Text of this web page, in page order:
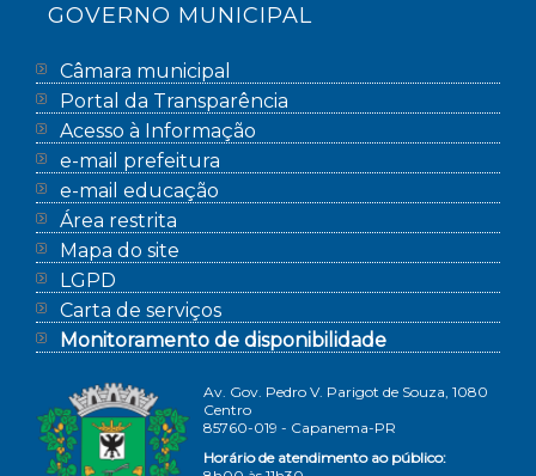
GOVERNO MUNICIPAL
Câmara municipal
Portal da Transparência
Acesso à Informação
e-mail prefeitura
e-mail educação
Área restrita
Mapa do site
LGPD
Carta de serviços
Monitoramento de disponibilidade
Av. Gov. Pedro V. Parigot de Souza, 1080
Centro
85760-019 - Capanema-PR
Horário de atendimento ao público: